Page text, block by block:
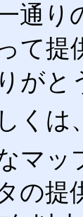
通り
て提
がと
くは、
マッ
の提